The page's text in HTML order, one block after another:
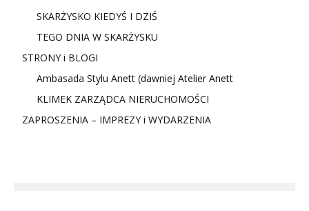
SKARŻYSKO KIEDYŚ I DZIŚ
TEGO DNIA W SKARŻYSKU
STRONY i BLOGI
Ambasada Stylu Anett (dawniej Atelier Anett
KLIMEK ZARZĄDCA NIERUCHOMOŚCI
ZAPROSZENIA – IMPREZY i WYDARZENIA